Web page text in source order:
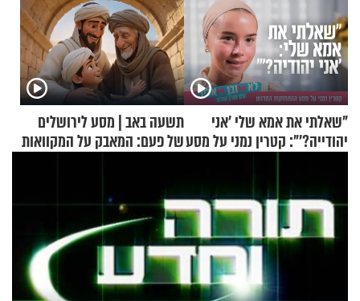
"שאלתי את אמא שלי 'אני
יהודייה?'": קטרין נמני על מסע
תשעה באב | מסע לירושלים
של פעם: המאבק על המקוואות